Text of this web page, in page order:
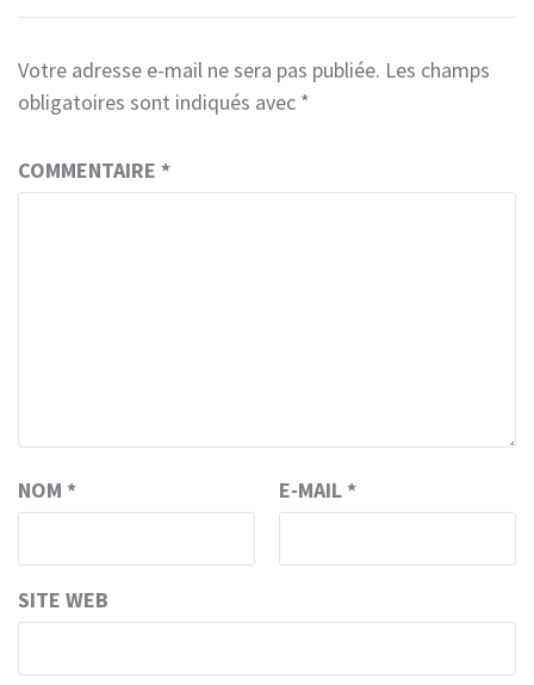
Votre adresse e-mail ne sera pas publiée. Les champs
obligatoires sont indiqués avec *
COMMENTAIRE *
NOM * E-MAIL *
SITE WEB